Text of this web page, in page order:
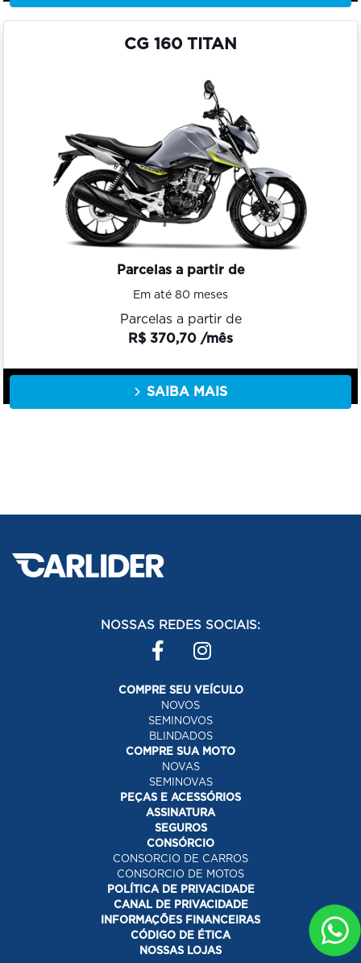
CG 160 TITAN
Parcelas a partir de
Em até 80 meses
Parcelas a partir de
R$ 370,70 /mês
SAIBA MAIS
NOSSAS REDES SOCIAIS:
COMPRE SEU VEÍCULO
NOVOS
SEMINOVOS
BLINDADOS
COMPRE SUA MOTO
NOVAS
SEMINOVAS
PEÇAS E ACESSÓRIOS
ASSINATURA
SEGUROS
CONSÓRCIO
CONSORCIO DE CARROS
CONSORCIO DE MOTOS
POLÍTICA DE PRIVACIDADE
CANAL DE PRIVACIDADE
INFORMAÇÕES FINANCEIRAS
CÓDIGO DE ÉTICA
NOSSAS LOJAS